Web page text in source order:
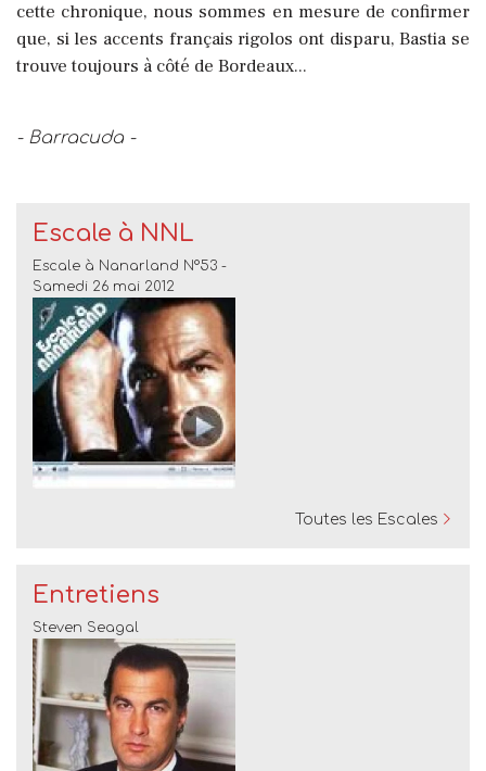
cette chronique, nous sommes en mesure de confirmer
que, si les accents français rigolos ont disparu, Bastia se
trouve toujours à côté de Bordeaux...
- Barracuda -
Escale à NNL
Escale à Nanarland N°53 -
Samedi 26 mai 2012
Toutes les Escales
Entretiens
Steven Seagal